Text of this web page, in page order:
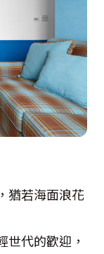
猶若海面浪花
世代的歡迎，